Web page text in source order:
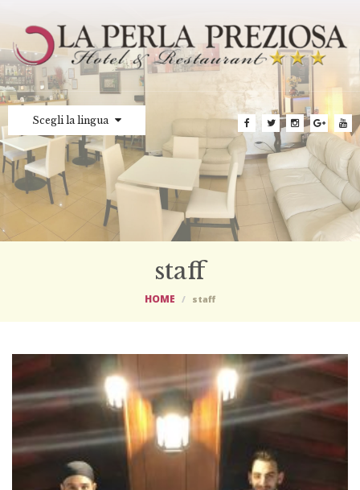
Scegli la lingua
staff
HOME staff